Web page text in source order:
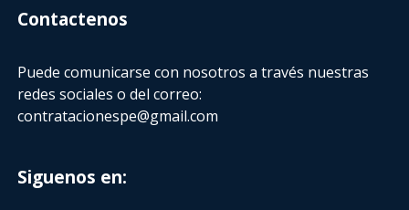
Contactenos
Puede comunicarse con nosotros a través nuestras
redes sociales o del correo:
contratacionespe@gmail.com
Siguenos en: